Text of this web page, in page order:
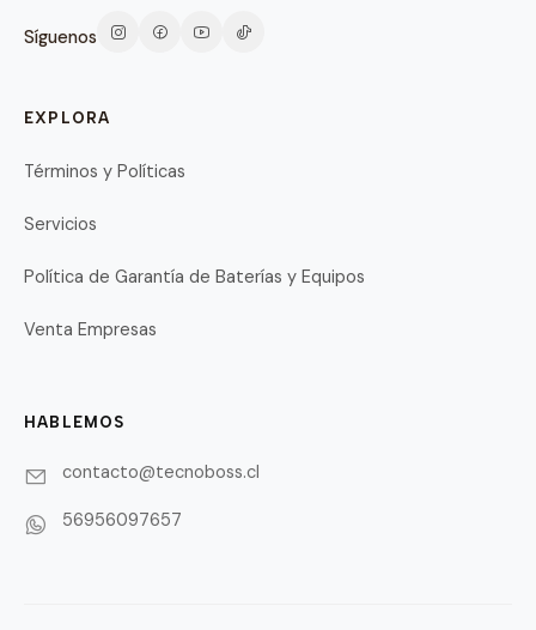
Síguenos
EXPLORA
Términos y Políticas
Servicios
Política de Garantía de Baterías y Equipos
Venta Empresas
HABLEMOS
contacto@tecnoboss.cl
56956097657